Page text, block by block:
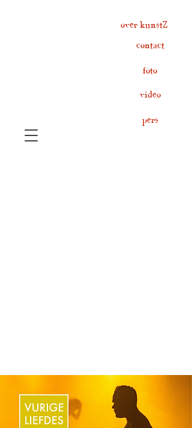
contact
over kunstZ
pers
foto
video